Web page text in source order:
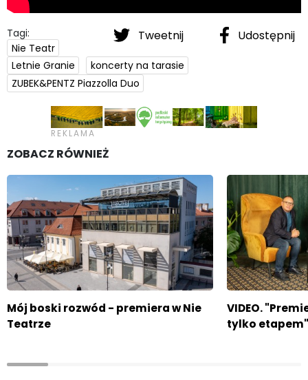
Tweetnij Udostępnij
Tagi:
Nie Teatr
Letnie Granie
koncerty na tarasie
ZUBEK&PENTZ Piazzolla Duo
ZOBACZ RÓWNIEŻ
Mój boski rozwód - premiera w Nie
Teatrze
VIDEO.
tylko